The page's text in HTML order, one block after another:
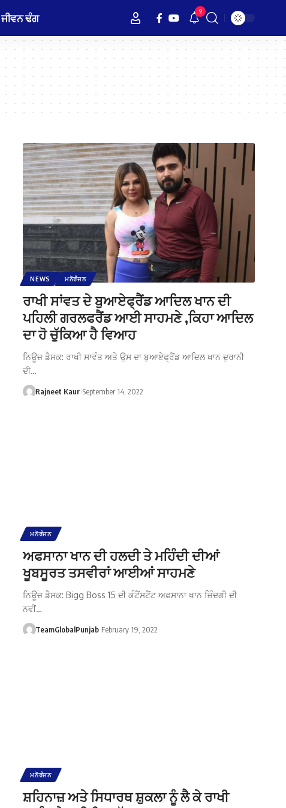
ਜੀਵਨ ਢੰਗ 9
NEWS ਮਨੋਰੰਜਨ
ਰਾਖੀ ਸਾਂਵਤ ਦੇ ਬੁਆਏਫ੍ਰੈਂਡ ਆਦਿਲ ਖਾਨ ਦੀ
ਪਹਿਲੀ ਗਰਲਫਰੈਂਡ ਆਈ ਸਾਹਮਣੇ ,ਕਿਹਾ ਆਦਿਲ
ਦਾ ਹੋ ਚੁੱਕਿਆ ਹੈ ਵਿਆਹ
ਨਿਊਜ਼ ਡੈਸਕ: ਰਾਖੀ ਸਾਵੰਤ ਅਤੇ ਉਸ ਦਾ ਬੁਆਏਫ੍ਰੈਂਡ ਆਦਿਲ ਖਾਨ ਦੁਰਾਨੀ
ਦੀ…
Rajneet Kaur September 14, 2022
ਮਨੋਰੰਜਨ
ਅਫਸਾਨਾ ਖਾਨ ਦੀ ਹਲਦੀ ਤੇ ਮਹਿੰਦੀ ਦੀਆਂ
ਖੂਬਸੂਰਤ ਤਸਵੀਰਾਂ ਆਈਆਂ ਸਾਹਮਣੇ
ਨਿਊਜ਼ ਡੈਸਕ: Bigg Boss 15 ਦੀ ਕੰਟੈਂਸਟੈਂਟ ਅਫਸਾਨਾ ਖਾਨ ਜ਼ਿੰਦਗੀ ਦੀ
ਨਵੀਂ…
TeamGlobalPunjab February 19, 2022
ਮਨੋਰੰਜਨ
ਸ਼ਹਿਨਾਜ਼ ਅਤੇ ਸਿਧਾਰਥ ਸ਼ੁਕਲਾ ਨੂੰ ਲੈ ਕੇ ਰਾਖੀ